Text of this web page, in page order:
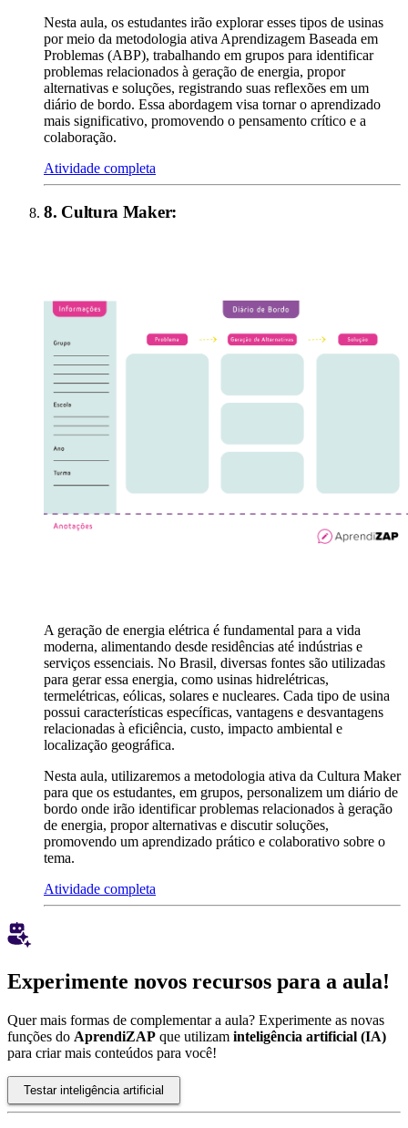
Nesta aula, os estudantes irão explorar esses tipos de usinas
por meio da metodologia ativa Aprendizagem Baseada em
Problemas (ABP), trabalhando em grupos para identificar
problemas relacionados à geração de energia, propor
alternativas e soluções, registrando suas reflexões em um
diário de bordo. Essa abordagem visa tornar o aprendizado
mais significativo, promovendo o pensamento crítico e a
colaboração.
Atividade completa
8. Cultura Maker:
A geração de energia elétrica é fundamental para a vida
moderna, alimentando desde residências até indústrias e
serviços essenciais. No Brasil, diversas fontes são utilizadas
para gerar essa energia, como usinas hidrelétricas,
termelétricas, eólicas, solares e nucleares. Cada tipo de usina
possui características específicas, vantagens e desvantagens
relacionadas à eficiência, custo, impacto ambiental e
localização geográfica.
Nesta aula, utilizaremos a metodologia ativa da Cultura Maker
para que os estudantes, em grupos, personalizem um diário de
bordo onde irão identificar problemas relacionados à geração
de energia, propor alternativas e discutir soluções,
promovendo um aprendizado prático e colaborativo sobre o
tema.
Atividade completa
Experimente novos recursos para a aula!
Quer mais formas de complementar a aula? Experimente as novas
funções do AprendiZAP que utilizam inteligência artificial (IA)
para criar mais conteúdos para você!
Testar inteligência artificial